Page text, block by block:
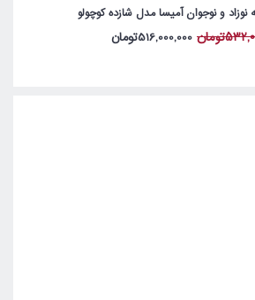
و نوجوان آمیسا مدل شازده کوچولو
516,000,000تومان